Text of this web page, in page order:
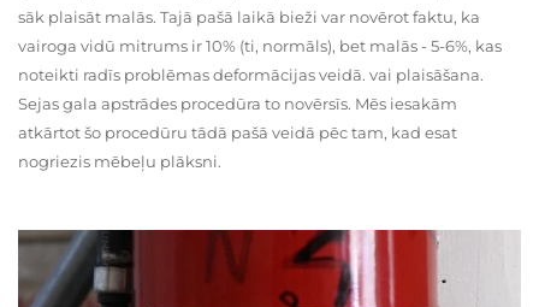
sāk plaisāt malās. Tajā pašā laikā bieži var novērot faktu, ka
vairoga vidū mitrums ir 10% (ti, normāls), bet malās - 5-6%, kas
noteikti radīs problēmas deformācijas veidā. vai plaisāšana.
Sejas gala apstrādes procedūra to novērsīs. Mēs iesakām
atkārtot šo procedūru tādā pašā veidā pēc tam, kad esat
nogriezis mēbeļu plāksni.